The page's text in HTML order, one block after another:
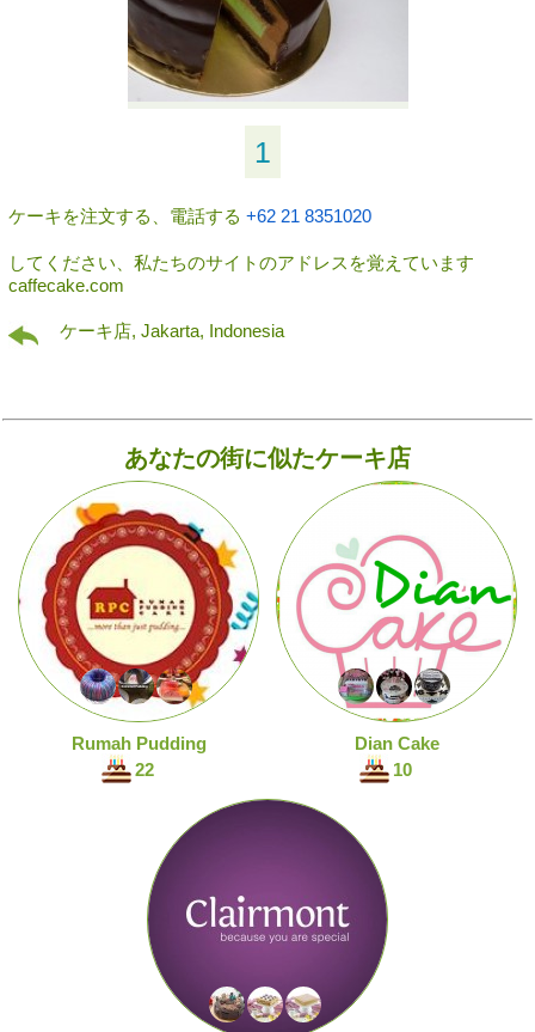
1
ケーキを注文する、電話する +62 21 8351020
してください、私たちのサイトのアドレスを覚えています
caffecake.com
ケーキ店, Jakarta, Indonesia
あなたの街に似たケーキ店
Rumah Pudding
22
Dian Cake
10